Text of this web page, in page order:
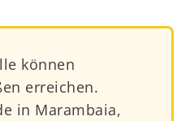
können
erreichen.
in Marambaia,